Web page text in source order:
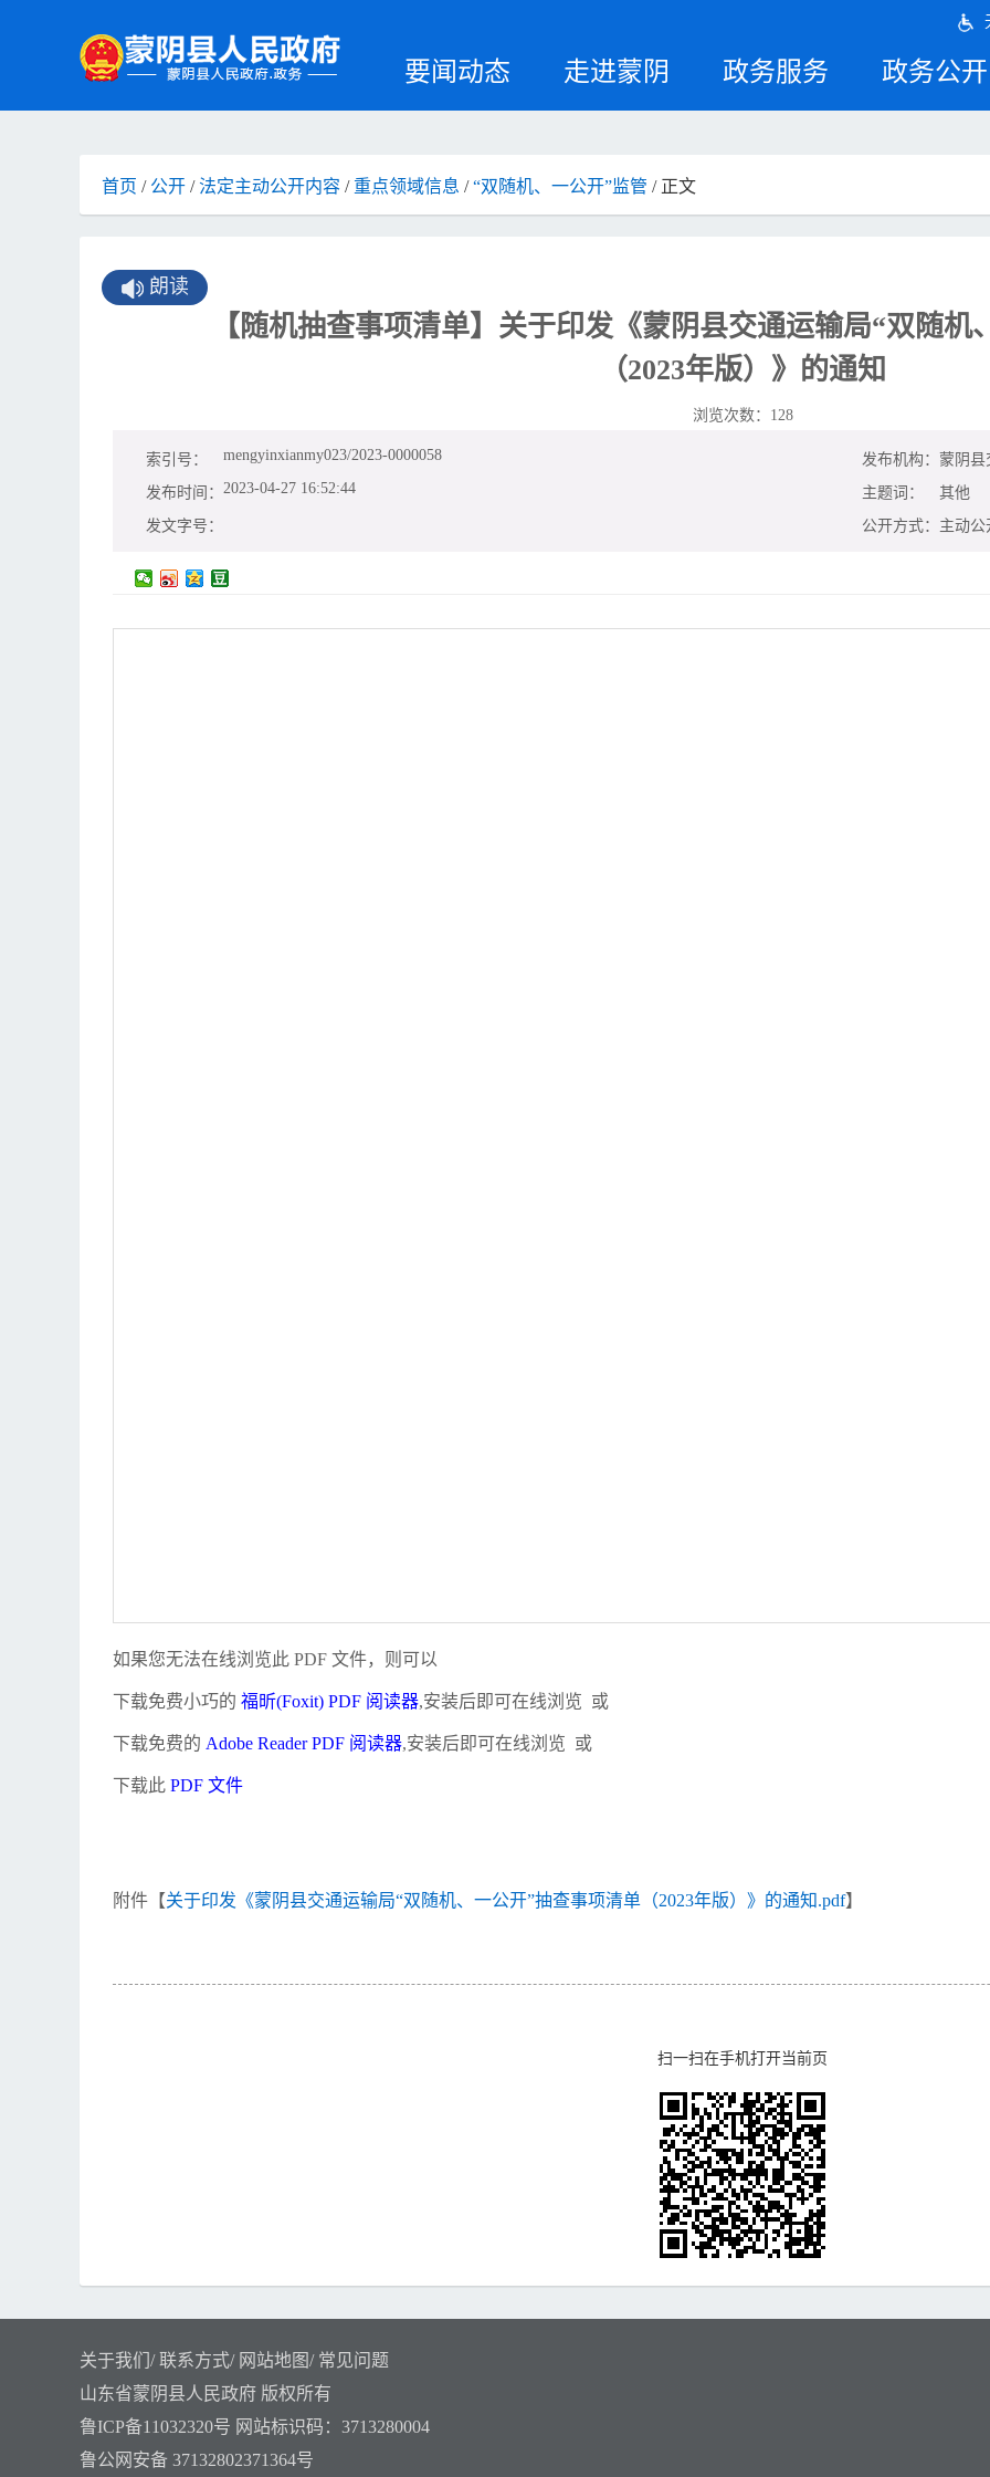
要闻动态 走进蒙阴 政务服务 政务公开
首页 / 公开 /法定主动公开内容 / 重点领域信息 /“双随机、一公开”监管 / 正文
朗读
【随机抽查事项清单】关于印发《蒙阴县交通运输局“双随机
（2023年版）》的通知
浏览次数： 128
索引号： mengyinxianmy023/2023-0000058 发布机构： 蒙阴县
发布时间： 2023-04-27 16:52:44 主题词：
其他
发文字号：
公开方式： 主动公
如果您无法在线浏览此 PDF 文件，则可以
下载免费小巧的 福昕(Foxit) PDF 阅读器,安装后即可在线浏览 或
下载免费的 Adobe Reader PDF 阅读器,安装后即可在线浏览 或
下载此 PDF 文件
附件【关于印发《蒙阴县交通运输局“双随机、一公开”抽查事项清单（2023年版）》的通知.pdf】
扫一扫在手机打开当前页
关于我们 /联系方式/ 网站地图/ 常见问题
山东省蒙阴县人民政府 版权所有
鲁ICP备11032320号 网站标识码：3713280004
鲁公网安备 37132802371364号